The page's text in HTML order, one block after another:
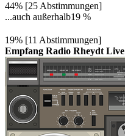
44% [25 Abstimmungen]
...auch außerhalb19 %
19% [11 Abstimmungen]
Empfang Radio Rheydt Live